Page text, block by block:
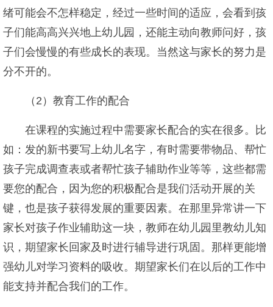
绪可能会不怎样稳定，经过一些时间的适应，会看到孩
子们能高高兴兴地上幼儿园，还能主动向教师问好，孩
子们会慢慢的有些成长的表现。当然这与家长的努力是
分不开的。
（2）教育工作的配合
在课程的实施过程中需要家长配合的实在很多。比
如：发的新书要写上幼儿名字，有时需要带物品、帮忙
孩子完成调查表或者帮忙孩子辅助作业等等，这些都需
要您的配合，因为您的积极配合是我们活动开展的关
键，也是孩子获得发展的重要因素。在那里异常讲一下
家长对孩子作业辅助这一块，教师在幼儿园里教幼儿知
识，期望家长回家及时进行辅导进行巩固。那样更能增
强幼儿对学习资料的吸收。期望家长们在以后的工作中
能支持并配合我们的工作。